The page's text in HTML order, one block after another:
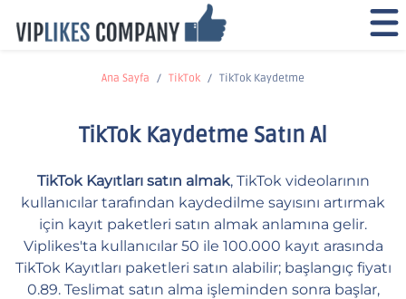
Ana Sayfa TikTok TikTok Kaydetme
TikTok Kaydetme Satın Al
TikTok Kayıtları satın almak, TikTok videolarının
kullanıcılar tarafından kaydedilme sayısını artırmak
için kayıt paketleri satın almak anlamına gelir.
Viplikes'ta kullanıcılar 50 ile 100.000 kayıt arasında
TikTok Kayıtları paketleri satın alabilir; başlangıç fiyatı
0.89. Teslimat satın alma işleminden sonra başlar,